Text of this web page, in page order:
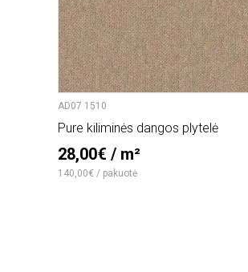
AD07 1510
Pure kiliminės dangos plytelė
28,00€ / m²
140,00€ / pakuotė